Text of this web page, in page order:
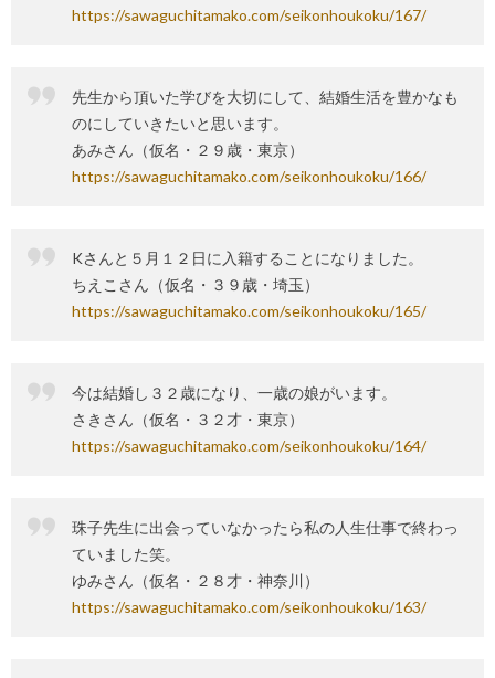
https://sawaguchitamako.com/seikonhoukoku/167/
先生から頂いた学びを大切にして、結婚生活を豊かなも
のにしていきたいと思います。
あみさん（仮名・２９歳・東京）
https://sawaguchitamako.com/seikonhoukoku/166/
Kさんと５月１２日に入籍することになりました。
ちえこさん（仮名・３９歳・埼玉）
https://sawaguchitamako.com/seikonhoukoku/165/
今は結婚し３２歳になり、一歳の娘がいます。
さきさん（仮名・３２才・東京）
https://sawaguchitamako.com/seikonhoukoku/164/
珠子先生に出会っていなかったら私の人生仕事で終わっ
ていました笑。
ゆみさん（仮名・２８才・神奈川）
https://sawaguchitamako.com/seikonhoukoku/163/